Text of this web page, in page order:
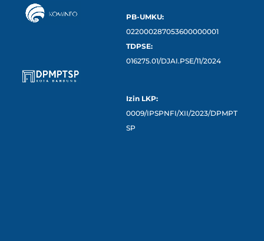
PB-UMKU:
022000287053600000001
TDPSE:
016275.01/DJAI.PSE/11/2024
Izin LKP:
0009/IPSPNFI/XII/2023/DPMPT
SP